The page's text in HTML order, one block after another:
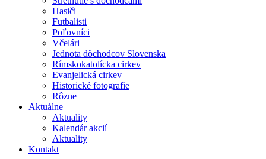
Hasiči
Futbalisti
Poľovníci
Včelári
Jednota dôchodcov Slovenska
Rímskokatolícka cirkev
Evanjelická cirkev
Historické fotografie
Rôzne
Aktuálne
Aktuality
Kalendár akcií
Aktuality
Kontakt